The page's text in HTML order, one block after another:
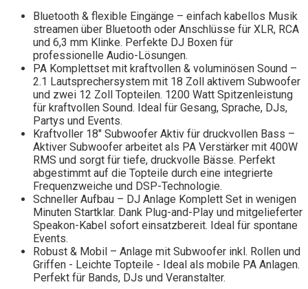
Bluetooth & flexible Eingänge – einfach kabellos Musik
streamen über Bluetooth oder Anschlüsse für XLR, RCA
und 6,3 mm Klinke. Perfekte DJ Boxen für
professionelle Audio-Lösungen.
PA Komplettset mit kraftvollen & voluminösen Sound –
2.1 Lautsprechersystem mit 18 Zoll aktivem Subwoofer
und zwei 12 Zoll Topteilen. 1200 Watt Spitzenleistung
für kraftvollen Sound. Ideal für Gesang, Sprache, DJs,
Partys und Events.
Kraftvoller 18" Subwoofer Aktiv für druckvollen Bass –
Aktiver Subwoofer arbeitet als PA Verstärker mit 400W
RMS und sorgt für tiefe, druckvolle Bässe. Perfekt
abgestimmt auf die Topteile durch eine integrierte
Frequenzweiche und DSP-Technologie.
Schneller Aufbau – DJ Anlage Komplett Set in wenigen
Minuten Startklar. Dank Plug-and-Play und mitgelieferter
Speakon-Kabel sofort einsatzbereit. Ideal für spontane
Events.
Robust & Mobil – Anlage mit Subwoofer inkl. Rollen und
Griffen - Leichte Topteile - Ideal als mobile PA Anlagen.
Perfekt für Bands, DJs und Veranstalter.